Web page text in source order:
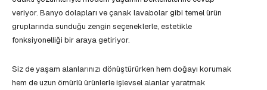
veriyor. Banyo dolapları ve çanak lavabolar gibi temel ürün
gruplarında sunduğu zengin seçeneklerle, estetikle
fonksiyonelliği bir araya getiriyor.
Siz de yaşam alanlarınızı dönüştürürken hem doğayı korumak
hem de uzun ömürlü ürünlerle işlevsel alanlar yaratmak